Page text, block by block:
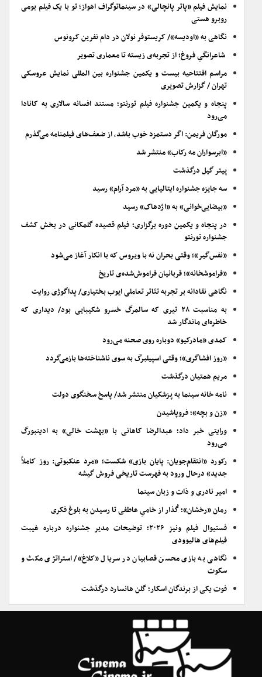
نمایش فیلم «پاتر پانچالی» در سینماتوگراف اهواز؛ تو با یک فیلم بومی
روبرو هستی
نگاهی به «اودیسه»/ کریستوفر نولان در دام نفرین کرونوس
شاعرانگیِ فروغ؛ از تجربه‌ی زیسته تا معماری تصویر
مراسم افتتاحیه بیست و یکمین جشنواره بین المللی نمایش عروسکی
تهران / گزارش تصویری
پنجاه و یکمین جشنواره فیلم تورنتو؛ مستند افسانه سالاری به کانادا
می‌رود
مورگان فریمن: اگر دستمزد خوب باشد، از ضعف‌های فیلمنامه می‌گذرم
«ابرسواران مه رکاب» منتشر شد
پیتر گیل درگذشت
سه جایزه جشنواره ایتالیایی به «مرد آرام» رسید
«بیضایی‌خوانی» به «اژدهاک» رسید
در پنجاه و یکمین دوره برگزاری؛ فیلم قصیده گلمکانی در بخش کشف
جشنواره تورنتو
«نفس‌گیر»؛ وقتی بحران نه با ویروس که با انکار آغاز می‌شود
«فراموشخانه»؛ قربانیان فراموش‌شده‌ی تاریخ
نگاهی نقادانه بر تجربه تئاتر تعاملی ایوب بختیاری/ پداگوژی روایت
به مناسبت ۲۸ تیری که سالمرگ خسرو شکیبایی بود/ دیداری که
خاطره‌ای ماندگار شد
کمدی «مادرکیو» دوباره روی صحنه می‌رود
«روز افشاگری»؛ وقتی اسپیلبرگ به سوی ناشناخته‌ها بازمی‌گردد
مریم همتیان درگذشت
نامه خانه سینما به پزشکیان منتشر شد/ پاسخ سخنگوی دولت
«زن و بچه»؛ فروپاشیدن
ورایتی خبر داد؛ عبدالرضا کاهانی با «بهشت خالی» به ادینبورگ
می‌رود
رکورد «انتقام‌جویان: پایان بازی» شکست؛ «مرد عنکبوتی: روز کاملاً
جدید» درحال ورود به فهرست تاریخی فروش گیشه
امیر نادری و ذات و زبان سینما
رمان «رخشان»؛ گُذار از خامیِ عاطفی تا رسیدن به بلوغ فکری
فستیوال فیلم ونیز ۲۰۲۶؛ توضیحات مدیر جشنواره درباره غیبت
فیلم‌های هالیوودی
نگاهی به بازی محسن قصابیان در سریال «کلاغ»/ استراتژی مکث و
سکوت
فوت یکی از برندگان اسکار؛ گلن هانسارد درگذشت